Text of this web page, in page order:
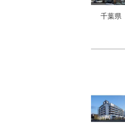
千葉県